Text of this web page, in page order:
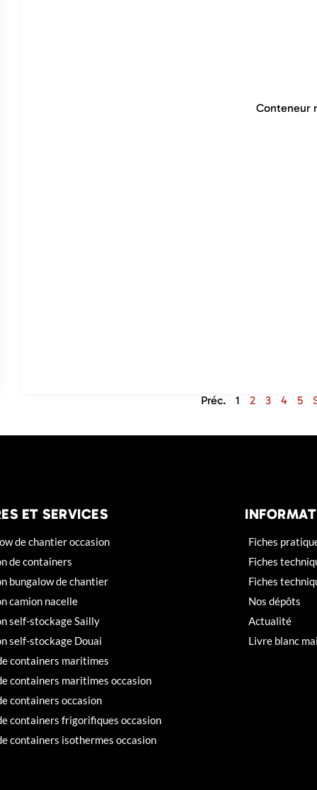
Conteneur
Préc. 1 2 3 4 5
ET SERVICES
de chantier occasion
de containers
bungalow de chantier
camion nacelle
self-stockage Sailly
self-stockage Douai
containers maritimes
containers maritimes occasion
containers occasion
containers frigorifiques occasion
containers isothermes occasion
Fiches
Fiches
Fiches
Nos dépôts
Actualité
Livre blanc